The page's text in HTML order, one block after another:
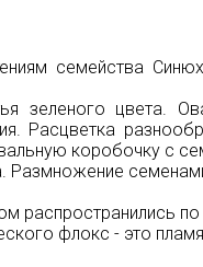
семейства
зеленого цвета.
Расцветка
коробочку с
распространились
флокс - это